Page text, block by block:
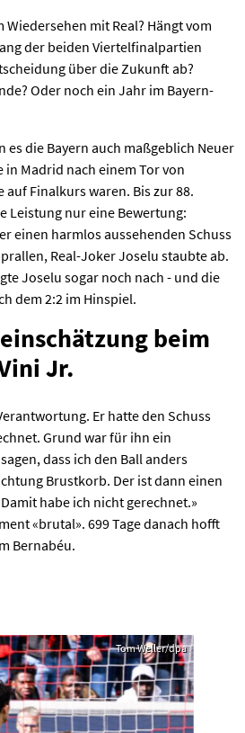
mit Real? Hängt vom
der beiden Viertelfinalpartien
über die Zukunft ab?
Oder noch ein Jahr im Bayern-
es die Bayern auch maßgeblich Neuer
in Madrid nach einem Tor von
auf Finalkurs waren. Bis zur 88.
Leistung nur eine Bewertung:
einen harmlos aussehenden Schuss
Real-Joker Joselu staubte ab.
Joselu sogar noch nach - und die
dem 2:2 im Hinspiel.
beim
Jr.
Er hatte den Schuss
Grund war für ihn ein
dass ich den Ball anders
Brustkorb. Der ist dann einen
habe ich nicht gerechnet.»
«brutal». 699 Tage danach hofft
Bernabéu.
Tom Weller/dpa